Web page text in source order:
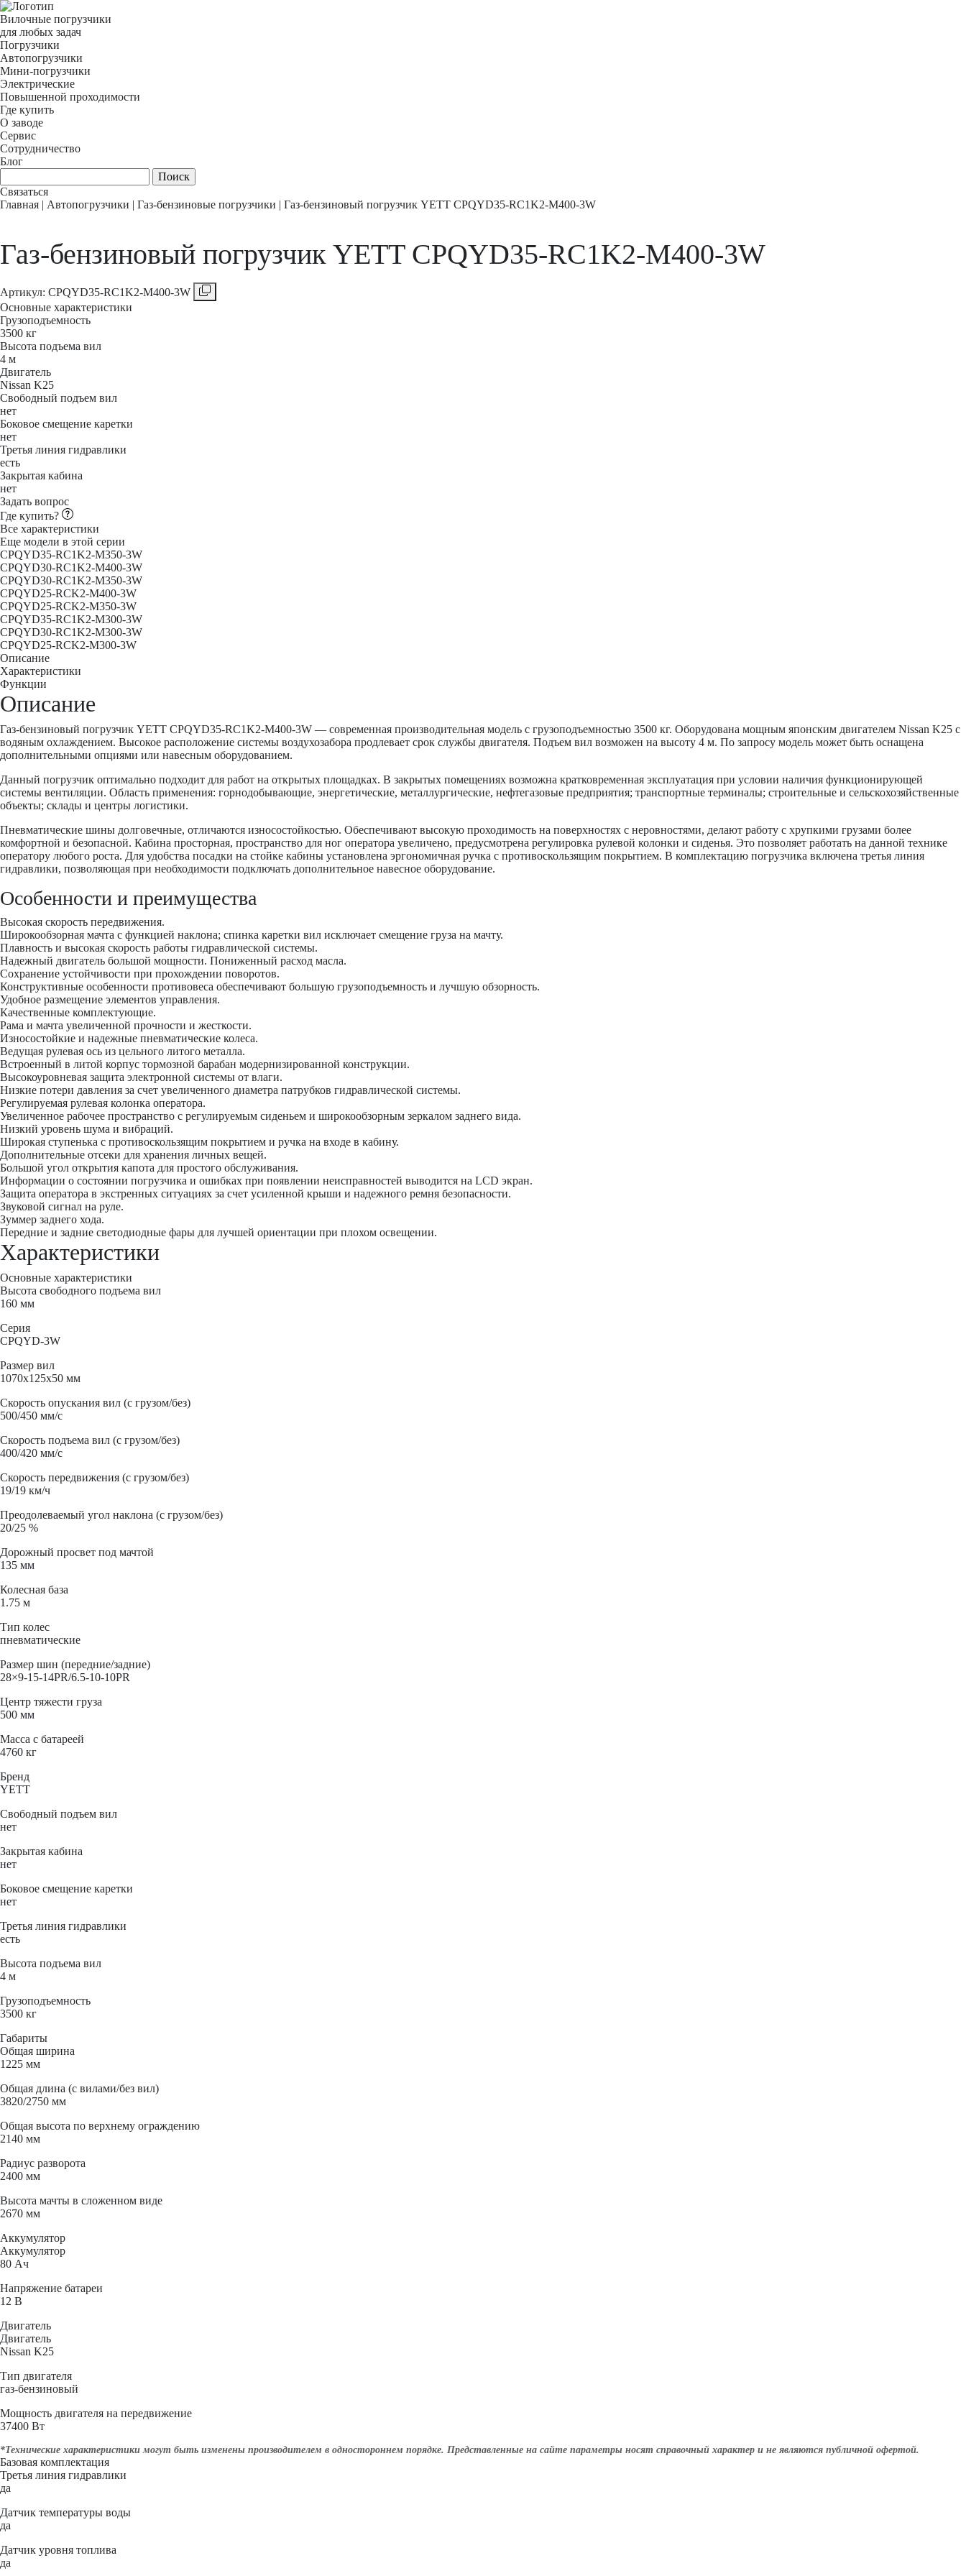
Вилочные погрузчики
для любых задач
Погрузчики
Автопогрузчики
Мини-погрузчики
Электрические
Повышенной проходимости
Где купить
О заводе
Сервис
Сотрудничество
Блог
Связаться
Главная | Автопогрузчики | Газ-бензиновые погрузчики | Газ-бензиновый погрузчик YETT CPQYD35-RC1K2-M400-3W
Газ-бензиновый погрузчик YETT CPQYD35-RC1K2-M400-3W
Aртикул: CPQYD35-RC1K2-M400-3W
Основные характеристики
Грузоподъемность
3500 кг
Высота подъема вил
4 м
Двигатель
Nissan K25
Свободный подъем вил
нет
Боковое смещение каретки
нет
Третья линия гидравлики
есть
Закрытая кабина
нет
Задать вопрос
Где купить?
Все характеристики
Еще модели в этой серии
CPQYD35-RC1K2-M350-3W
CPQYD30-RC1K2-M400-3W
CPQYD30-RC1K2-M350-3W
CPQYD25-RCK2-M400-3W
CPQYD25-RCK2-M350-3W
CPQYD35-RC1K2-M300-3W
CPQYD30-RC1K2-M300-3W
CPQYD25-RCK2-M300-3W
Описание
Характеристики
Функции
Описание
Газ-бензиновый погрузчик YETT CPQYD35-RC1K2-M400-3W — современная производительная модель с грузоподъемностью 3500 кг. Оборудована мощным японским двигателем Nissan K25 с
водяным охлаждением. Высокое расположение системы воздухозабора продлевает срок службы двигателя. Подъем вил возможен на высоту 4 м. По запросу модель может быть оснащена
дополнительными опциями или навесным оборудованием.
Данный погрузчик оптимально подходит для работ на открытых площадках. В закрытых помещениях возможна кратковременная эксплуатация при условии наличия функционирующей
системы вентиляции. Область применения: горнодобывающие, энергетические, металлургические, нефтегазовые предприятия; транспортные терминалы; строительные и сельскохозяйственные
объекты; склады и центры логистики.
Пневматические шины долговечные, отличаются износостойкостью. Обеспечивают высокую проходимость на поверхностях с неровностями, делают работу с хрупкими грузами более
комфортной и безопасной. Кабина просторная, пространство для ног оператора увеличено, предусмотрена регулировка рулевой колонки и сиденья. Это позволяет работать на данной технике
оператору любого роста. Для удобства посадки на стойке кабины установлена эргономичная ручка с противоскользящим покрытием. В комплектацию погрузчика включена третья линия
гидравлики, позволяющая при необходимости подключать дополнительное навесное оборудование.
Особенности и преимущества
Высокая скорость передвижения.
Широкообзорная мачта с функцией наклона; спинка каретки вил исключает смещение груза на мачту.
Плавность и высокая скорость работы гидравлической системы.
Надежный двигатель большой мощности. Пониженный расход масла.
Сохранение устойчивости при прохождении поворотов.
Конструктивные особенности противовеса обеспечивают большую грузоподъемность и лучшую обзорность.
Удобное размещение элементов управления.
Качественные комплектующие.
Рама и мачта увеличенной прочности и жесткости.
Износостойкие и надежные пневматические колеса.
Ведущая рулевая ось из цельного литого металла.
Встроенный в литой корпус тормозной барабан модернизированной конструкции.
Высокоуровневая защита электронной системы от влаги.
Низкие потери давления за счет увеличенного диаметра патрубков гидравлической системы.
Регулируемая рулевая колонка оператора.
Увеличенное рабочее пространство с регулируемым сиденьем и широкообзорным зеркалом заднего вида.
Низкий уровень шума и вибраций.
Широкая ступенька с противоскользящим покрытием и ручка на входе в кабину.
Дополнительные отсеки для хранения личных вещей.
Большой угол открытия капота для простого обслуживания.
Информации о состоянии погрузчика и ошибках при появлении неисправностей выводится на LCD экран.
Защита оператора в экстренных ситуациях за счет усиленной крыши и надежного ремня безопасности.
Звуковой сигнал на руле.
Зуммер заднего хода.
Передние и задние светодиодные фары для лучшей ориентации при плохом освещении.
Характеристики
Основные характеристики
Высота свободного подъема вил
160 мм
Серия
CPQYD-3W
Размер вил
1070x125x50 мм
Скорость опускания вил (с грузом/без)
500/450 мм/с
Скорость подъема вил (с грузом/без)
400/420 мм/с
Скорость передвижения (с грузом/без)
19/19 км/ч
Преодолеваемый угол наклона (с грузом/без)
20/25 %
Дорожный просвет под мачтой
135 мм
Колесная база
1.75 м
Тип колес
пневматические
Размер шин (передние/задние)
28×9-15-14PR/6.5-10-10PR
Центр тяжести груза
500 мм
Масса с батареей
4760 кг
Бренд
YETT
Свободный подъем вил
нет
Закрытая кабина
нет
Боковое смещение каретки
нет
Третья линия гидравлики
есть
Высота подъема вил
4 м
Грузоподъемность
3500 кг
Габариты
Общая ширина
1225 мм
Общая длина (с вилами/без вил)
3820/2750 мм
Общая высота по верхнему ограждению
2140 мм
Радиус разворота
2400 мм
Высота мачты в сложенном виде
2670 мм
Аккумулятор
Аккумулятор
80 Ач
Напряжение батареи
12 B
Двигатель
Двигатель
Nissan K25
Тип двигателя
газ-бензиновый
Мощность двигателя на передвижение
37400 Вт
*Технические характеристики могут быть изменены производителем в одностороннем порядке. Представленные на сайте параметры носят справочный характер и не являются публичной офертой.
Базовая комплектация
Третья линия гидравлики
да
Датчик температуры воды
да
Датчик уровня топлива
да